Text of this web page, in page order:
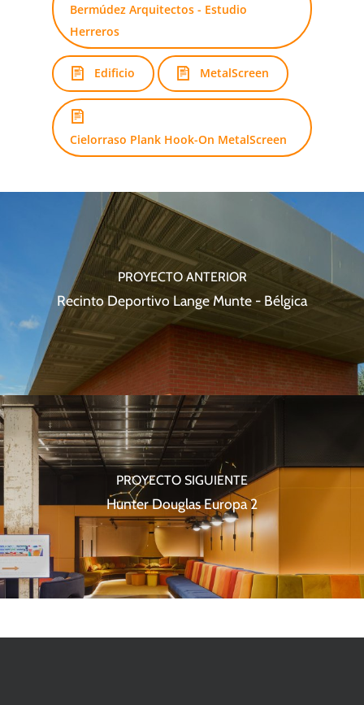
Bermúdez Arquitectos - Estudio
Herreros
Edificio MetalScreen
Cielorraso Plank Hook-On MetalScreen
PROYECTO ANTERIOR
Recinto Deportivo Lange Munte - Bélgica
PROYECTO SIGUIENTE
Hunter Douglas Europa 2